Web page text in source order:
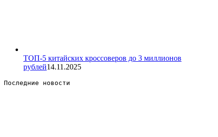
ТОП-5 китайских кроссоверов до 3 миллионов
рублей14.11.2025
Последние новости